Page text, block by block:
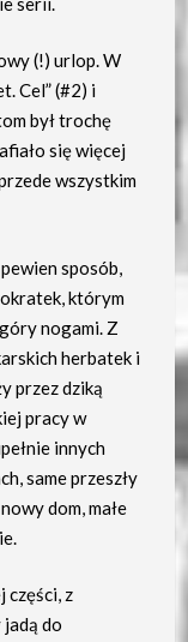
(!) urlop. W
Cel” (#2) i
był trochę
się więcej
wszystkim
sposób,
którym
nogami. Z
herbatek i
przez dziką
pracy w
innych
same przeszły
dom, małe
części, z
do